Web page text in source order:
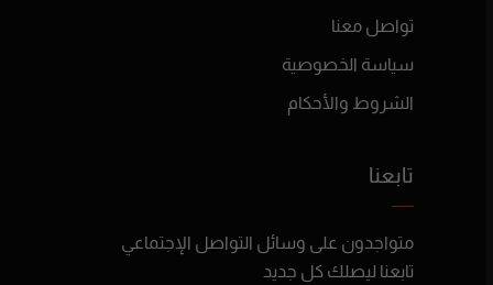
تواصل معنا
سياسة الخصوصية
الشروط والأحكام
تابعنا
متواجدون على وسائل التواصل الإجتماعي
تابعنا ليصلك كل جديد